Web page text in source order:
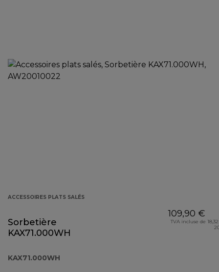
ACCESSOIRES PLATS SALÉS
Sorbetière
KAX71.000WH
KAX71.000WH
109,90 €
TVA incluse de